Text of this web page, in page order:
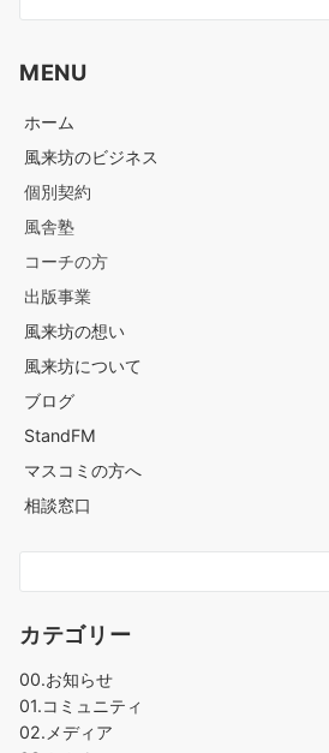
ン
MENU
ホーム
風来坊のビジネス
個別契約
風舎塾
コーチの方
出版事業
風来坊の想い
風来坊について
ブログ
StandFM
マスコミの方へ
相談窓口
カテゴリー
00.お知らせ
01.コミュニティ
02.メディア